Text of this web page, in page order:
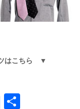
はこちら ▼
共